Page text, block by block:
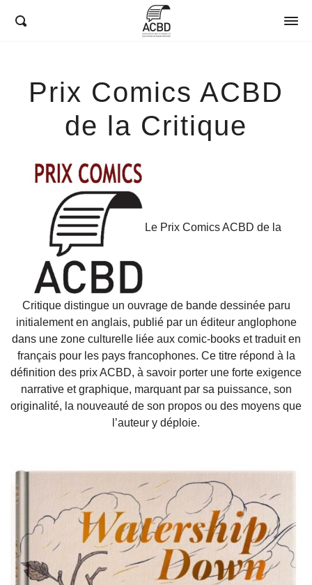
Prix Comics ACBD
de la Critique
Le Prix Comics ACBD de la
Critique distingue un ouvrage de bande dessinée paru
initialement en anglais, publié par un éditeur anglophone
dans une zone culturelle liée aux comic-books et traduit en
français pour les pays francophones. Ce titre répond à la
définition des prix ACBD, à savoir porter une forte exigence
narrative et graphique, marquant par sa puissance, son
originalité, la nouveauté de son propos ou des moyens que
l’auteur y déploie.